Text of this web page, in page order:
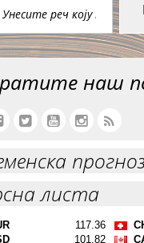
наш
листа